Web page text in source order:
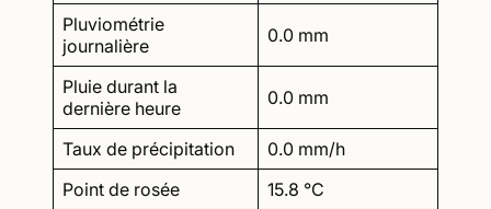
Pluviométrie
journalière
0.0 mm
Pluie durant la
dernière heure
0.0 mm
Taux de précipitation
0.0 mm/h
Point de rosée
15.8 °C